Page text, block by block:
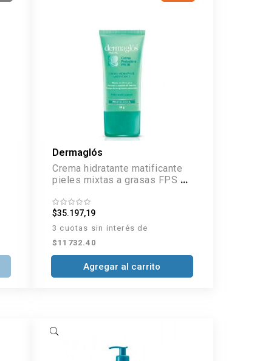
Dermaglós
Crema hidratante matificante
pieles mixtas a grasas FPS 30
$35.197,19
3 cuotas sin interés de
$11732.40
Agregar al carrito